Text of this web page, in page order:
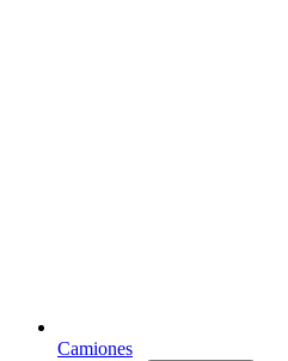
Camiones